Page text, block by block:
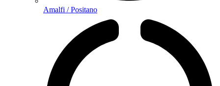
Amalfi / Positano